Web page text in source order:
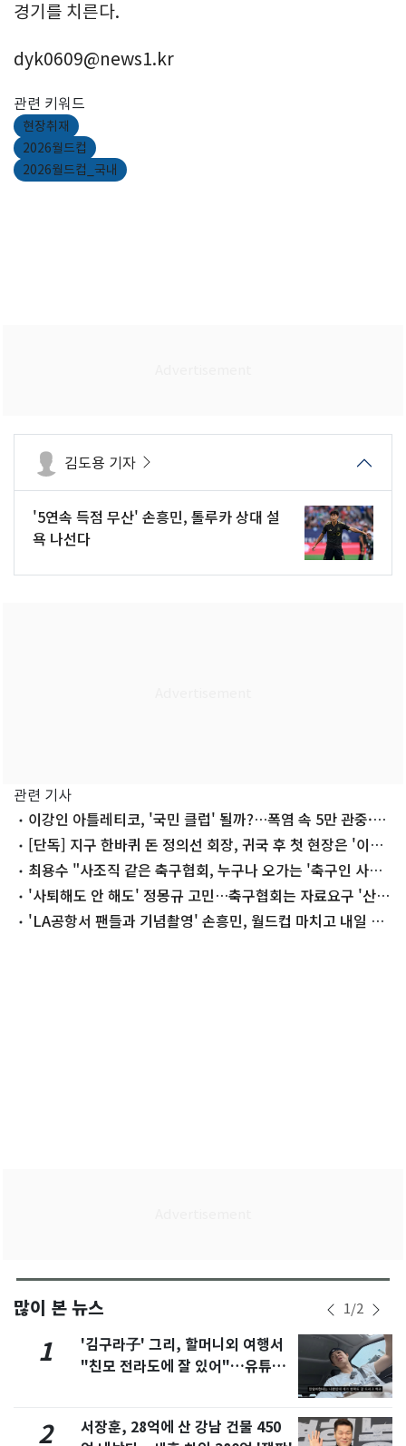
경기를 치른다.
dyk0609@news1.kr
관련 키워드
현장취재
2026월드컵
2026월드컵_국내
김도용 기자
'5연속 득점 무산' 손흥민, 톨루카 상대 설
욕 나선다
관련 기사
이강인 아틀레티코, '국민 클럽' 될까?…폭염 속 5만 관중·유
니폼 1만장
[단독] 지구 한바퀴 돈 정의선 회장, 귀국 후 첫 현장은 '이곳'
왜?최용수 "사조직 같은 축구협회, 누구나 오가는 '축구인 사랑
방' 돼야"
'사퇴해도 안 해도' 정몽규 고민…축구협회는 자료요구 '산더
미''LA공항서 팬들과 기념촬영' 손흥민, 월드컵 마치고 내일 귀
많이 본 뉴스 1/2
1
'김구라子' 그리, 할머니외 여행서
"친모 전라도에 잘 있어"…유튜브
2
서장훈, 28억에 산 강남 건물 450